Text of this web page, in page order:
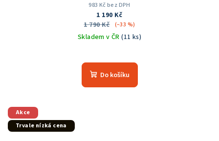
983 Kč bez DPH
1 190 Kč
1 790 Kč
(–33 %)
Skladem v ČR(11 ks)
hodnocení
produktu
Do košíku
Akce
Trvale nízká cena